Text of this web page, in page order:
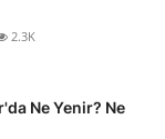
2.3K
Ne Yenir? Ne